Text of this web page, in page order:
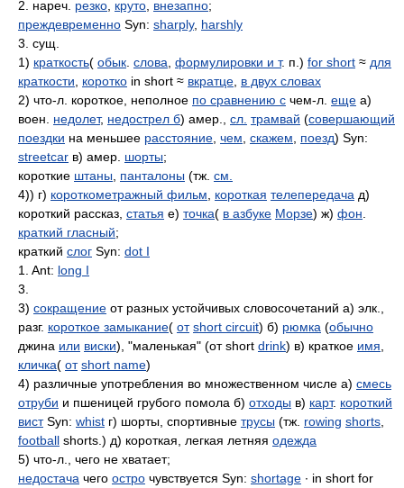
2. нареч. резко круто внезапно;
преждевременно Syn: sharply, harshly
3. сущ.
1) краткость( обык слова формулировки и т. п.) for short ≈ для
краткости
коротко in short ≈ вкратце в двух словах
2) что-л. короткое, неполное по сравнению с чем-л. еще а)
воен. недолет, недострел б) амер., сл. трамвай (совершающий
поездки на меньшее расстояние чем скажем поезд) Syn:
streetcar в) амер. шорты;
короткие штаны панталоны (тж. см.
4)) г) короткометражный фильм короткая телепередача д)
короткий рассказ, статья е) точка( в азбуке Морзе) ж) фон
краткий гласный;
краткий слог Syn: dot I
1. Ant: long I
3.
3) сокращение от разных устойчивых словосочетаний а) элк.,
разг. короткое замыкание( от short circuit) б) рюмка (обычно
джина или виски), "маленькая" (от short drink) в) краткое имя
кличка( от short name)
4) различные употребления во множественном числе а) смесь
отруби и пшеницей грубого помола б) отходы в) карт. короткий
вистSyn: whist г) шорты, спортивные трусы (тж. rowing shorts
football shorts.) д) короткая, легкая летняя одежда
5) что-л., чего не хватает;
недостача чего остро чувствуется Syn: shortage ∙ in short for